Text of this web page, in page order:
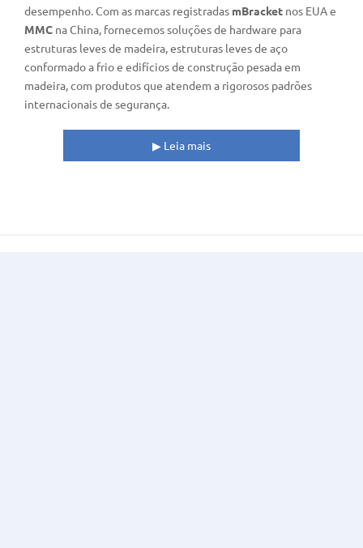
desempenho. Com as marcas registradas mBracket nos EUA e
MMC na China, fornecemos soluções de hardware para
estruturas leves de madeira, estruturas leves de aço
conformado a frio e edifícios de construção pesada em
madeira, com produtos que atendem a rigorosos padrões
internacionais de segurança.
▶ Leia mais